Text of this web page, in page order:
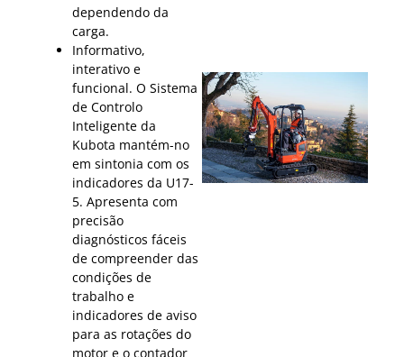
dependendo da
carga.
Informativo,
interativo e
funcional. O Sistema
de Controlo
Inteligente da
Kubota mantém-no
em sintonia com os
indicadores da U17-
5. Apresenta com
precisão
diagnósticos fáceis
de compreender das
condições de
trabalho e
indicadores de aviso
para as rotações do
motor e o contador